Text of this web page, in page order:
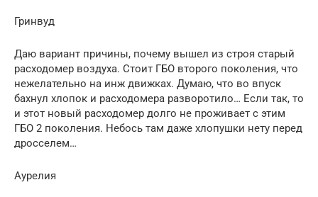
Гринвуд
Даю вариант причины, почему вышел из строя старый
расходомер воздуха. Стоит ГБО второго поколения, что
нежелательно на инж движках. Думаю, что во впуск
бахнул хлопок и расходомера разворотило… Если так, то
и этот новый расходомер долго не проживает с этим
ГБО 2 поколения. Небось там даже хлопушки нету перед
дросселем…
Аурелия